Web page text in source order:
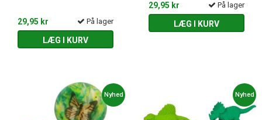
29,95 kr På lager
LÆG I KURV
29,95 kr
På lager
LÆG I KURV
Nyhed Nyhed